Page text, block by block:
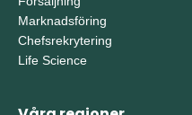
Marknadsföring
Chefsrekrytering
Life Science